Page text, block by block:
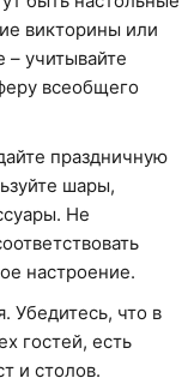
викторины или
учитывайте
всеобщего
праздничную
шары,
Не
настроение.
Убедитесь, что в
гостей, есть
и столов.